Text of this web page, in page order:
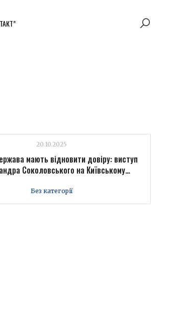
20.10.2025
мають відновити довіру: виступ
Соколовського на Київському
Без категорії